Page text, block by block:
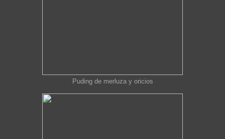
Puding de merluza y oricios